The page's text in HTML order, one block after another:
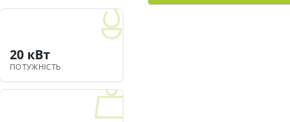
ПОТУЖНІСТЬ
20 кВт